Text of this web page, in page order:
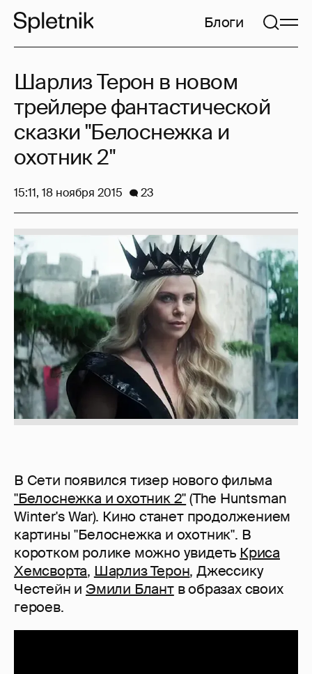
Блоги
В Сети появился тизер нового фильма
"Белоснежка и охотник 2"(The Huntsman
Winter's War). Кино станет продолжением
картины "Белоснежка и охотник". В
коротком ролике можно увидеть Криса
Хемсворта, Шарлиз Терон, Джесcику
Честейн иЭмили Блантв образах своих
героев.
Шарлиз Терон в новом
трейлере фантастической
сказки "Белоснежка и
охотник 2"
15:11, 18 ноября 2015 23